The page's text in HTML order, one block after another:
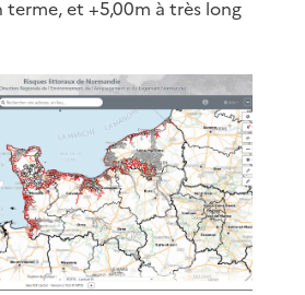
terme, et +5,00m à très long